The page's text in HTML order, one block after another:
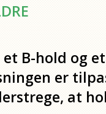
et B-hold og
er
at